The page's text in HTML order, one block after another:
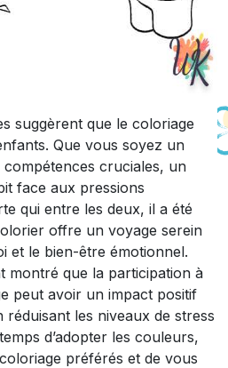
suggèrent que le coloriage
Que vous soyez un
cruciales, un
face aux pressions
qui entre les deux, il a été
offre un voyage serein
et le bien-être émotionnel.
montré que la participation à
peut avoir un impact positif
les niveaux de stress
d’adopter les couleurs,
préférés et de vous